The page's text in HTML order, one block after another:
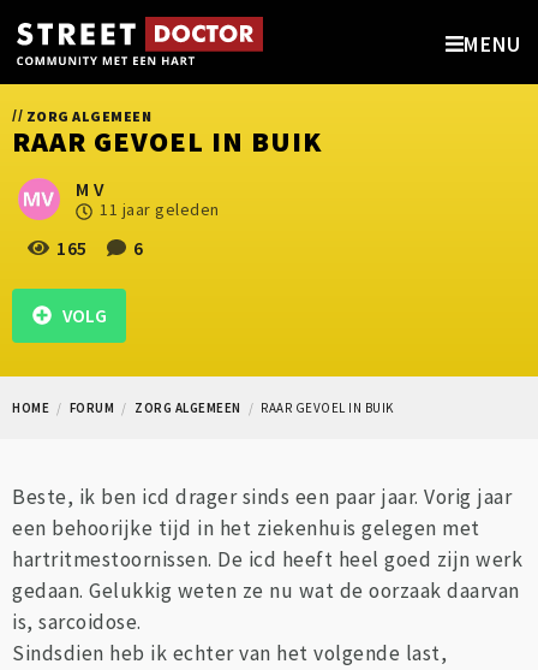
MENU
// ZORG ALGEMEEN
RAAR GEVOEL IN BUIK
M V
11 jaar geleden
165 6
VOLG
HOME FORUM ZORG ALGEMEEN RAAR GEVOEL IN BUIK
Beste, ik ben icd drager sinds een paar jaar. Vorig jaar
een behoorijke tijd in het ziekenhuis gelegen met
hartritmestoornissen. De icd heeft heel goed zijn werk
gedaan. Gelukkig weten ze nu wat de oorzaak daarvan
is, sarcoidose.
Sindsdien heb ik echter van het volgende last,